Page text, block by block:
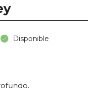
Disponible